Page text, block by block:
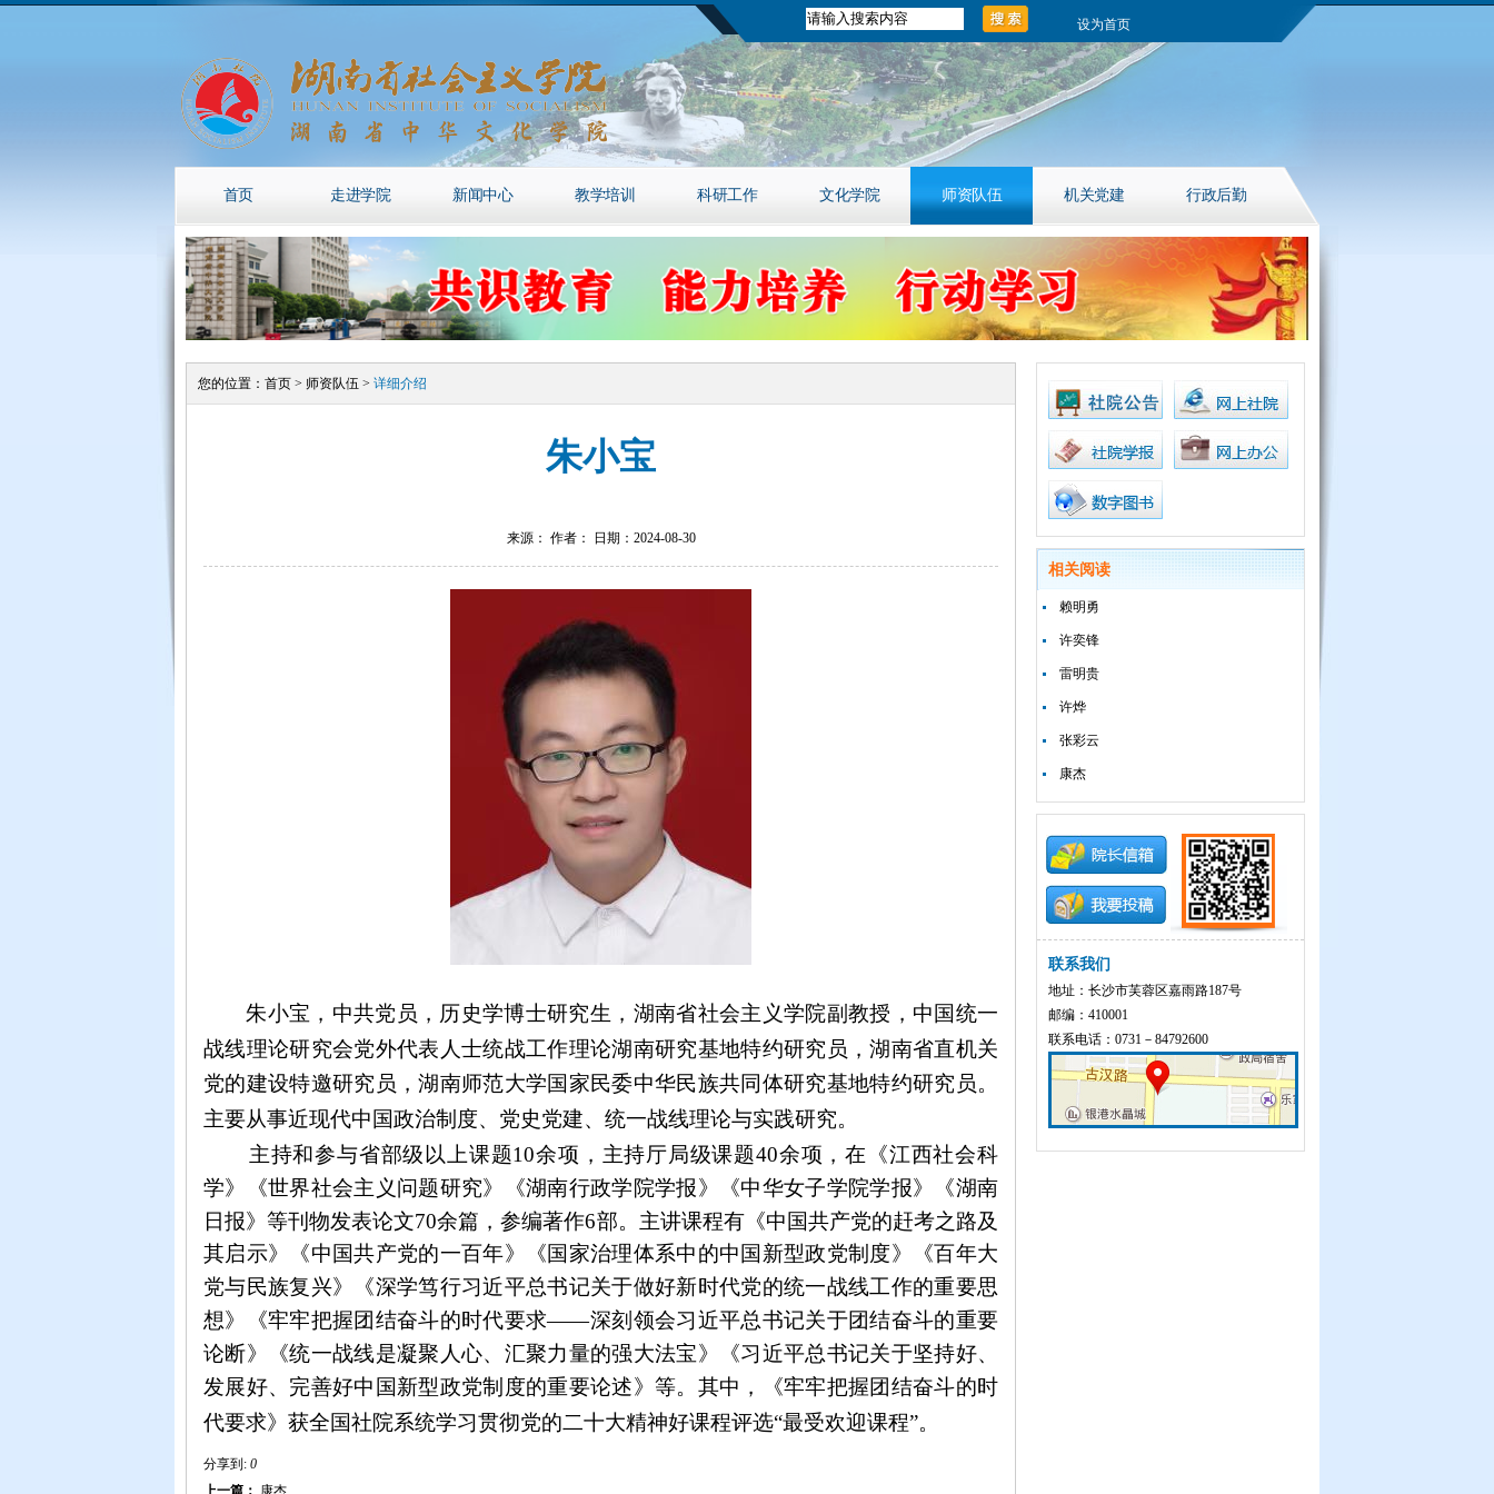
设为首页
首页 走进学院 新闻中心 教学培训 科研工作 文化学院 师资队伍 机关党建 行政后勤
您的位置： 首页 > 师资队伍 > 详细介绍
朱小宝
来源： 作者： 日期：2024-08-30
朱小宝，中共党员，历史学博士研究生，湖南省社会主义学院副教授，中国统一
战线理论研究会党外代表人士统战工作理论湖南研究基地特约研究员，湖南省直机关
党的建设特邀研究员，湖南师范大学国家民委中华民族共同体研究基地特约研究员。
主要从事近现代中国政治制度、党史党建、统一战线理论与实践研究。
主持和参与省部级以上课题10余项，主持厅局级课题40余项，在《江西社会科
学》《世界社会主义问题研究》《湖南行政学院学报》《中华女子学院学报》《湖南
日报》等刊物发表论文70余篇，参编著作6部。主讲课程有《中国共产党的赶考之路及
其启示》《中国共产党的一百年》《国家治理体系中的中国新型政党制度》《百年大
党与民族复兴》《深学笃行习近平总书记关于做好新时代党的统一战线工作的重要思
想》《牢牢把握团结奋斗的时代要求——深刻领会习近平总书记关于团结奋斗的重要
论断》《统一战线是凝聚人心、汇聚力量的强大法宝》《习近平总书记关于坚持好、
发展好、完善好中国新型政党制度的重要论述》等。其中，《牢牢把握团结奋斗的时
代要求》获全国社院系统学习贯彻党的二十大精神好课程评选“最受欢迎课程”。
分享到: 0
相关阅读
赖明勇
许奕锋
雷明贵
许烨
张彩云
康杰
联系我们
地址：长沙市芙蓉区嘉雨路187号
邮编：410001
联系电话：0731－84792600